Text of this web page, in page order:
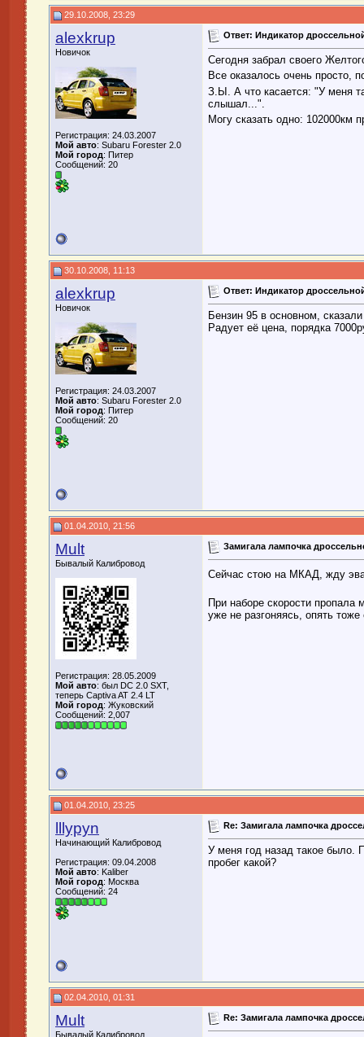
29.10.2008, 23:29
alexkrup
Новичок
Регистрация: 24.03.2007
Мой авто: Subaru Forester 2.0
Мой город: Питер
Сообщений: 20
Ответ: Индикатор
Сегодня забрал своего
Все оказалось очень просто,
З.Ы. А что касается: "У меня
слышал...".
Могу сказать одно: 102000км
30.10.2008, 11:13
alexkrup
Новичок
Регистрация: 24.03.2007
Мой авто: Subaru Forester 2.0
Мой город: Питер
Сообщений: 20
Ответ: Индикатор
Бензин 95 в основном,
Радует её цена, порядка
01.04.2010, 21:56
Mult
Бывалый Калибровод
Регистрация: 28.05.2009
Мой авто: был DC 2.0 SXT,
теперь Captiva AT 2.4 LT
Мой город: Жуковский
Сообщений: 2,007
Замигала лампочка
Сейчас стою на МКАД, жду
При наборе скорости
уже не разгоняясь, опять
01.04.2010, 23:25
lllypyn
Начинающий Калибровод
Регистрация: 09.04.2008
Мой авто: Kaliber
Мой город: Москва
Сообщений: 24
Re: Замигала лампочка
У меня год назад такое было.
пробег какой?
02.04.2010, 01:31
Mult
Бывалый Калибровод
Re: Замигала лампочка